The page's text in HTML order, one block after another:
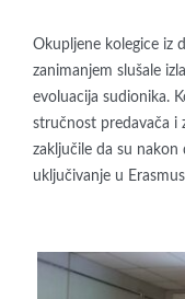
Okupljene kolegice iz
zanimanjem slušale
evoluacija sudionika.
stručnost predavača i
zaključile da su nakon
uključivanje u